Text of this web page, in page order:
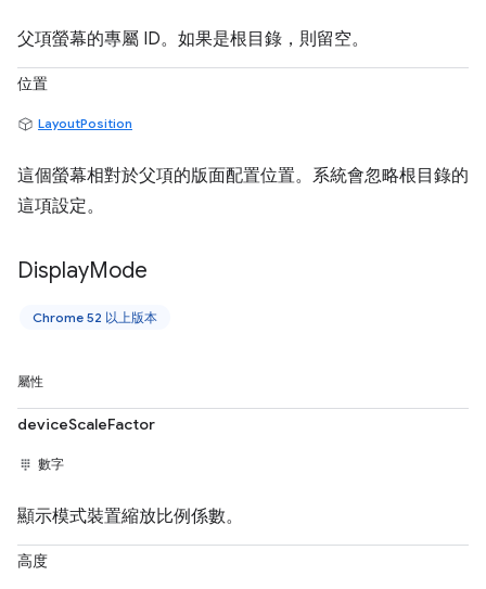
父項螢幕的專屬 ID。如果是根目錄，則留空。
位置
LayoutPosition
這個螢幕相對於父項的版面配置位置。系統會忽略根目錄的
這項設定。
DisplayMode
Chrome 52 以上版本
屬性
deviceScaleFactor
數字
顯示模式裝置縮放比例係數。
高度